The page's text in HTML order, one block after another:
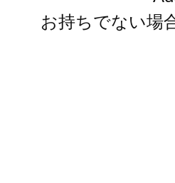
お持ちでない場